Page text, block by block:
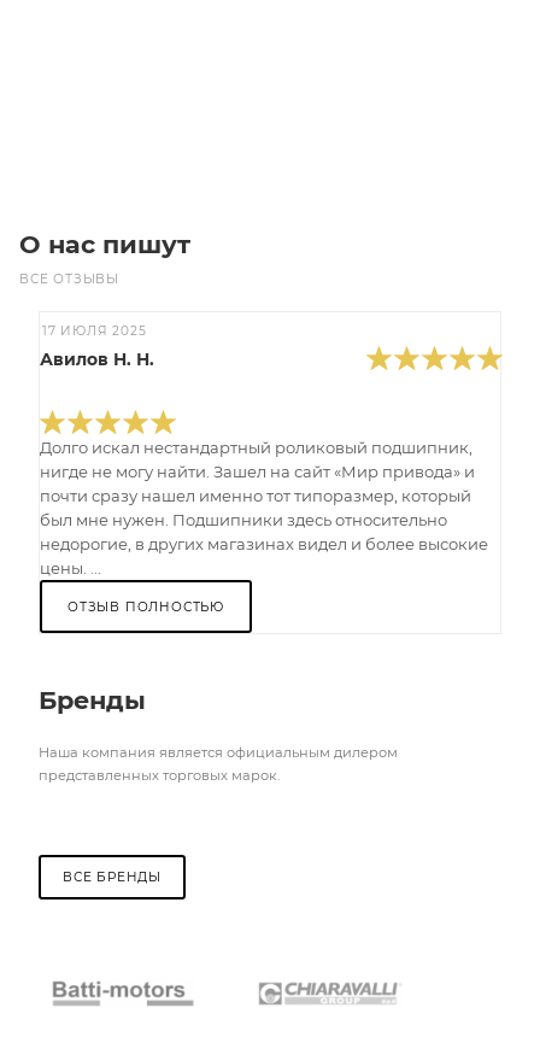
О нас пишут
ВСЕ ОТЗЫВЫ
17 ИЮЛЯ 2025
Авилов Н. Н.
Долго искал нестандартный роликовый подшипник,
нигде не могу найти. Зашел на сайт «Мир привода» и
почти сразу нашел именно тот типоразмер, который
был мне нужен. Подшипники здесь относительно
недорогие, в других магазинах видел и более высокие
цены. ...
ОТЗЫВ ПОЛНОСТЬЮ
Бренды
Наша компания является официальным дилером
представленных торговых марок.
ВСЕ БРЕНДЫ